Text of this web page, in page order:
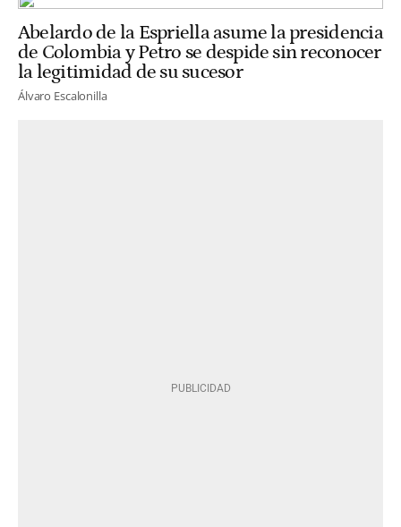
Abelardo de la Espriella asume la presidencia
de Colombia y Petro se despide sin reconocer
la legitimidad de su sucesor
Álvaro Escalonilla